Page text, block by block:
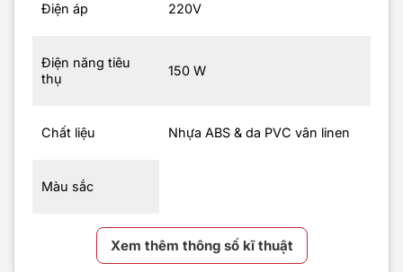
Điện áp 220V
Điện năng tiêu
thụ
150 W
Chất liệu Nhựa ABS & da PVC vân linen
Màu sắc
Xem thêm thông số kĩ thuật